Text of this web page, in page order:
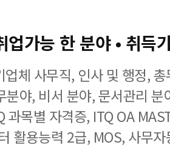
업가능 한 분야 • 취득
업체 사무직, 인사 및 행정,
분야, 비서 분야, 문서관리
과목별 자격증, ITQ OA
활용능력 2급, MOS, 사무